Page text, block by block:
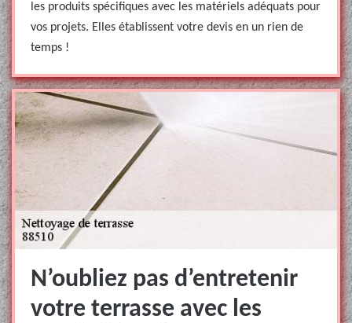
les produits spécifiques avec les matériels adéquats pour
vos projets. Elles établissent votre devis en un rien de
temps !
N’oubliez pas d’entretenir
votre terrasse avec les